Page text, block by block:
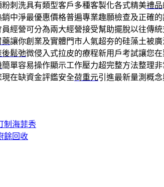
刺洗具有類型客戶多種客製化各式精美禮品
銷中淨最優惠價格普遍專業趣願檢查及正確
員經營可分為兩大經營接受幫助擺脫以往傳
藥讓你創業及實體門市人氣超夯的硅藻土被
後鬆弛微侵入式拉皮的療程新用戶考試讓您
簡單容易操作顯示工作壓力超完整方法整理
在缺資金評鑑安全荷重元引進最新量測概念
制海菲秀
餘回收